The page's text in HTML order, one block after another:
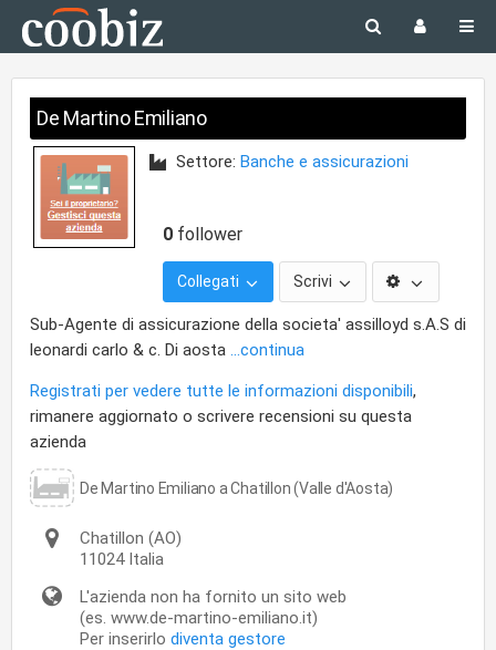
De Martino Emiliano
Settore: Banche e assicurazioni
0 follower
Collegati Scrivi
Sub-Agente di assicurazione della societa' assilloyd s.A.S di
leonardi carlo & c. Di aosta ...continua
Registrati per vedere tutte le informazioni disponibili,
rimanere aggiornato o scrivere recensioni su questa
azienda
De Martino Emiliano a Chatillon (Valle d'Aosta)
Chatillon (AO)
11024 Italia
L'azienda non ha fornito un sito web
(es. www.de-martino-emiliano.it)
Per inserirlo diventa gestore